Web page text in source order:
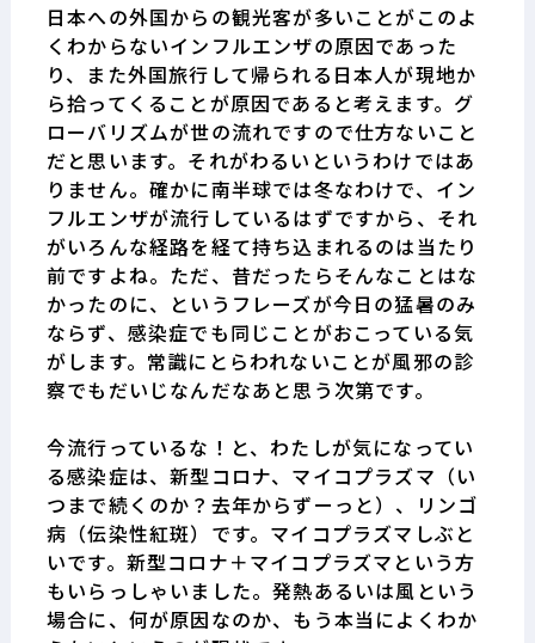
日本への外国からの観光客が多いことがこのよ
くわからないインフルエンザの原因であった
り、また外国旅行して帰られる日本人が現地か
ら拾ってくることが原因であると考えます。グ
ローバリズムが世の流れですので仕方ないこと
だと思います。それがわるいというわけではあ
りません。確かに南半球では冬なわけで、イン
フルエンザが流行しているはずですから、それ
がいろんな経路を経て持ち込まれるのは当たり
前ですよね。ただ、昔だったらそんなことはな
かったのに、というフレーズが今日の猛暑のみ
ならず、感染症でも同じことがおこっている気
がします。常識にとらわれないことが風邪の診
察でもだいじなんだなあと思う次第です。
今流行っているな！と、わたしが気になってい
る感染症は、新型コロナ、マイコプラズマ（い
つまで続くのか？去年からずーっと）、リンゴ
病（伝染性紅斑）です。マイコプラズマしぶと
いです。新型コロナ＋マイコプラズマという方
もいらっしゃいました。発熱あるいは風という
場合に、何が原因なのか、もう本当によくわか